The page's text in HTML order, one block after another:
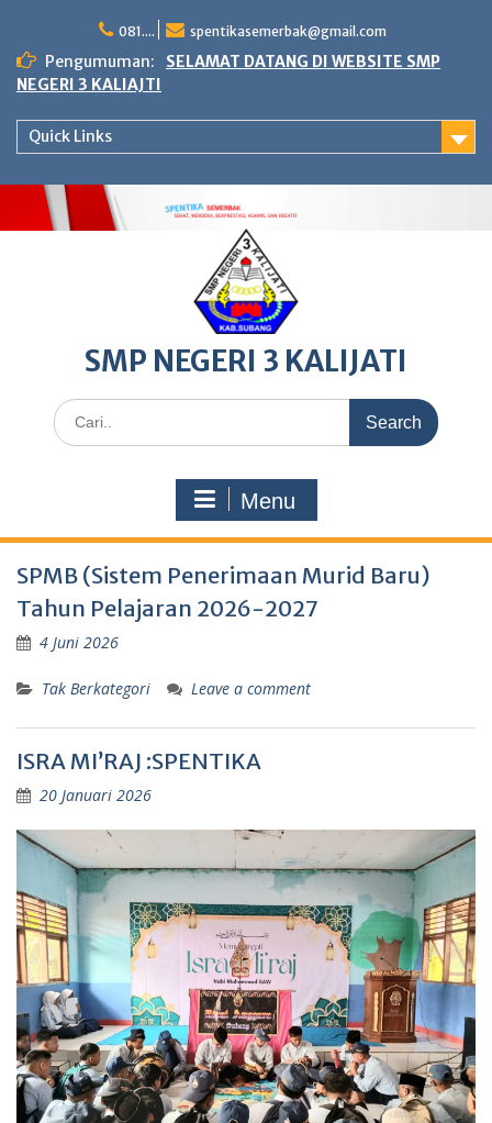
content
081.... spentikasemerbak@gmail.com
Pengumuman:
SELAMAT DATANG DI WEBSITE SMP
NEGERI 3 KALIAJTI
Quick Links
SMP NEGERI 3 KALIJATI
Search
for:
Menu
SPMB (Sistem Penerimaan Murid Baru)
Tahun Pelajaran 2026-2027
4 Juni 2026
Tak Berkategori Leave a comment
ISRA MI’RAJ :SPENTIKA
20 Januari 2026